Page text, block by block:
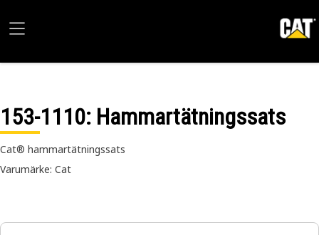
153-1110: Hammartätningssats
Cat® hammartätningssats
Varumärke: Cat